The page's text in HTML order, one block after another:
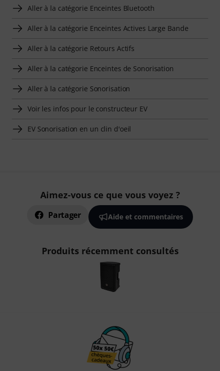
Aller à la catégorie Enceintes Bluetooth
Aller à la catégorie Enceintes Actives Large Bande
Aller à la catégorie Retours Actifs
Aller à la catégorie Enceintes de Sonorisation
Aller à la catégorie Sonorisation
Voir les infos pour le constructeur EV
EV Sonorisation en un clin d'oeil
Aimez-vous ce que vous voyez ?
Partager Aide et commentaires
Produits récemment consultés